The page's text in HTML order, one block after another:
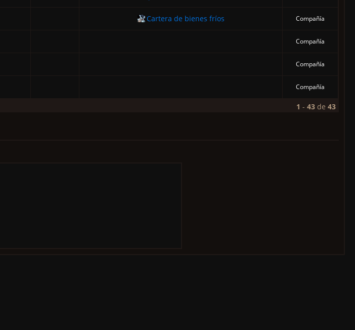
Cartera de bienes fríos Compañía
Compañía
Compañía
Compañía
1 - 43 de 43